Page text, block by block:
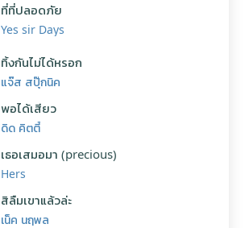
ที่ที่ปลอดภัย
Yes sir Days
ทิ้งกันไม่ได้หรอก
แจ๊ส สปุ๊กนิค
พอได้เสียว
ดิด คิตตี้
เธอเสมอมา (precious)
Hers
สิลืมเขาแล้วล่ะ
เน็ค นฤพล